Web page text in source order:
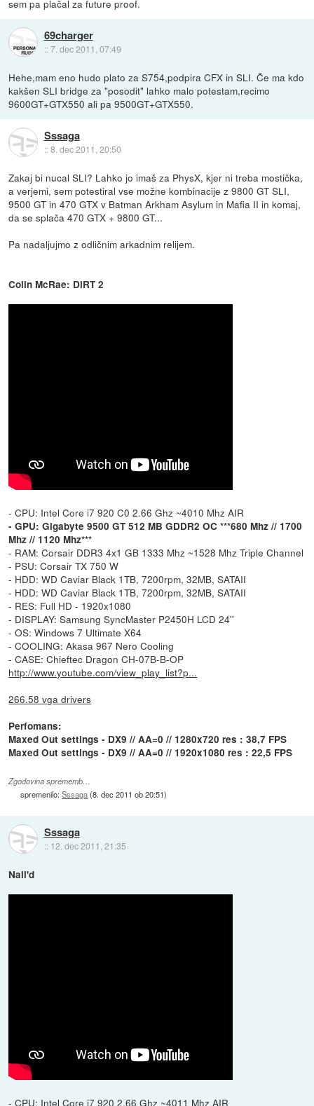
sem pa plačal za future proof.
69charger
::7. dec 2011, 07:49
Hehe,mam eno hudo plato za S754,podpira CFX in SLI. Če ma kdo
kakšen SLI bridge za "posodit" lahko malo potestam,recimo
9600GT+GTX550 ali pa 9500GT+GTX550.
Sssaga
::8. dec 2011, 20:50
Zakaj bi nucal SLI? Lahko jo imaš za PhysX, kjer ni treba mostička,
a verjemi, sem potestiral vse možne kombinacije z 9800 GT SLI,
9500 GT in 470 GTX v Batman Arkham Asylum in Mafia II in komaj,
da se splača 470 GTX + 9800 GT...
Pa nadaljujmo z odličnim arkadnim relijem.
Colin McRae: DiRT 2
- CPU: Intel Core i7 920 C0 2.66 Ghz ~4010 Mhz AIR
- GPU: Gigabyte 9500 GT 512 MB GDDR2 OC ***680 Mhz // 1700
Mhz // 1120 Mhz***
- RAM: Corsair DDR3 4x1 GB 1333 Mhz ~1528 Mhz Triple Channel
- PSU: Corsair TX 750 W
- HDD: WD Caviar Black 1TB, 7200rpm, 32MB, SATAII
- HDD: WD Caviar Black 1TB, 7200rpm, 32MB, SATAII
- RES: Full HD - 1920x1080
- DISPLAY: Samsung SyncMaster P2450H LCD 24''
- OS: Windows 7 Ultimate X64
- COOLING: Akasa 967 Nero Cooling
- CASE: Chieftec Dragon CH-07B-B-OP
http://www.youtube.com/view_play_list?p...
266.58 vga drivers
Perfomans:
Maxed Out settings - DX9 // AA=0 // 1280x720 res : 38,7 FPS
Maxed Out settings - DX9 // AA=0 // 1920x1080 res : 22,5 FPS
Zgodovina sprememb…
spremenilo:Sssaga(8. dec 2011 ob 20:51)
Sssaga
:: 12. dec 2011, 21:35
Nail'd
- CPU: Intel Core i7 920 2.66 Ghz ~4011 Mhz AIR